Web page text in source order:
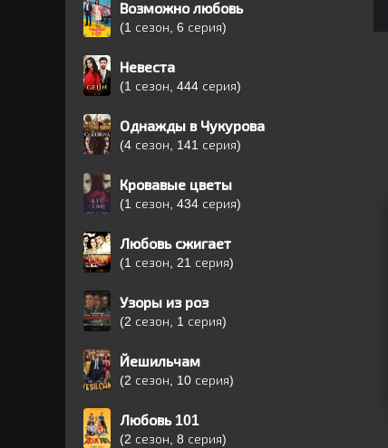
Возможно любовь
(1 сезон, 6 серия)
Невеста
(1 сезон, 444 серия)
Однажды в Чукурова
(4 сезон, 141 серия)
Кровавые цветы
(1 сезон, 434 серия)
Любовь сжигает
(1 сезон, 21 серия)
Узоры из роз
(2 сезон, 1 серия)
Йешильчам
(2 сезон, 10 серия)
Любовь 101
(2 сезон, 8 серия)